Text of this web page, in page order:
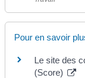
Pour en savoir
Le site des
(Score)